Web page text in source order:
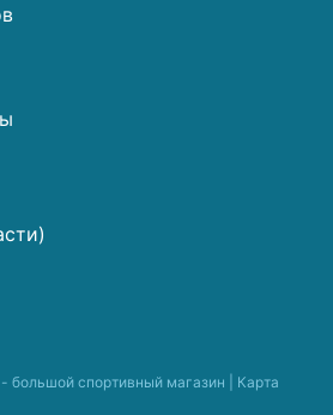
большой спортивный магазин | Карта